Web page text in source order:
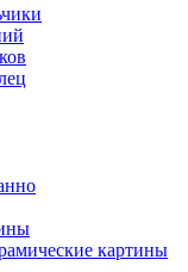
картины